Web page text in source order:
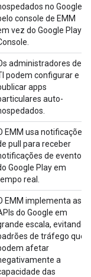
no Google
console de EMM
vez do Google Play
administradores de
podem configurar e
apps
auto-
EMM usa notificações
pull para receber
de eventos
Google Play em
real.
EMM implementa as
do Google em
escala, evitando
de tráfego que
afetar
a
das